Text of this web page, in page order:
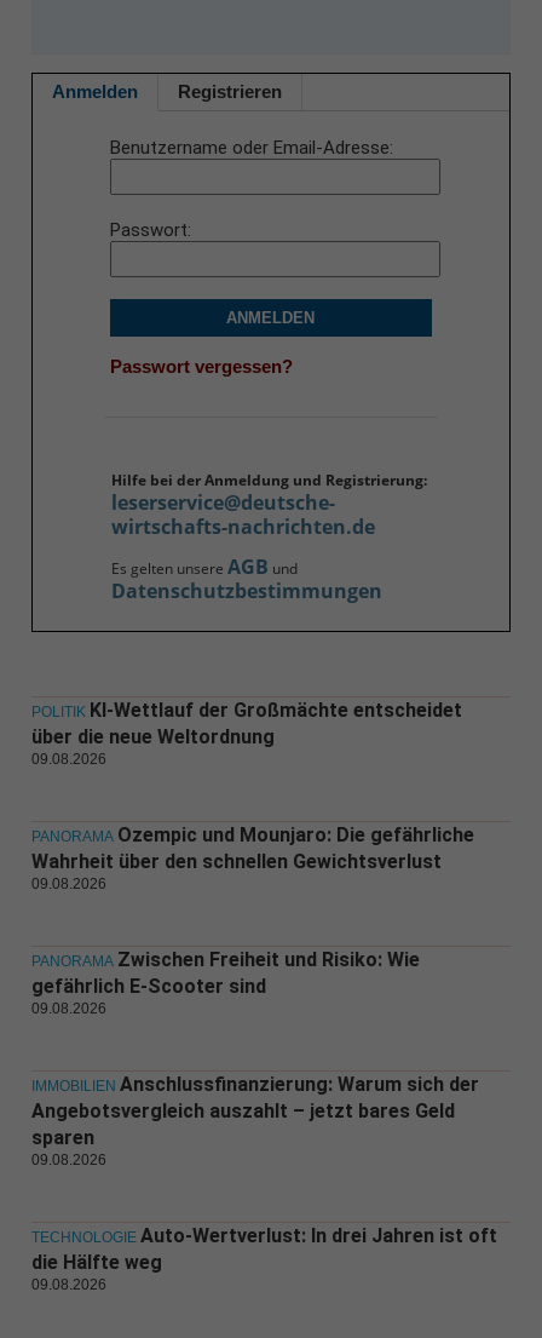
Anmelden Registrieren
Benutzername oder Email-Adresse
Passwort
ANMELDEN
Passwort vergessen?
Hilfe bei der Anmeldung und Registrierung:
leserservice@deutsche-
wirtschafts-nachrichten.de
Es gelten unsere AGB und
Datenschutzbestimmungen
POLITIK KI-Wettlauf der Großmächte entscheidet
über die neue Weltordnung
09.08.2026
PANORAMA Ozempic und Mounjaro: Die gefährliche
Wahrheit über den schnellen Gewichtsverlust
09.08.2026
PANORAMA Zwischen Freiheit und Risiko: Wie
gefährlich E-Scooter sind
09.08.2026
IMMOBILIEN Anschlussfinanzierung: Warum sich der
Angebotsvergleich auszahlt – jetzt bares Geld
sparen
09.08.2026
TECHNOLOGIE Auto-Wertverlust: In drei Jahren ist oft
die Hälfte weg
09.08.2026